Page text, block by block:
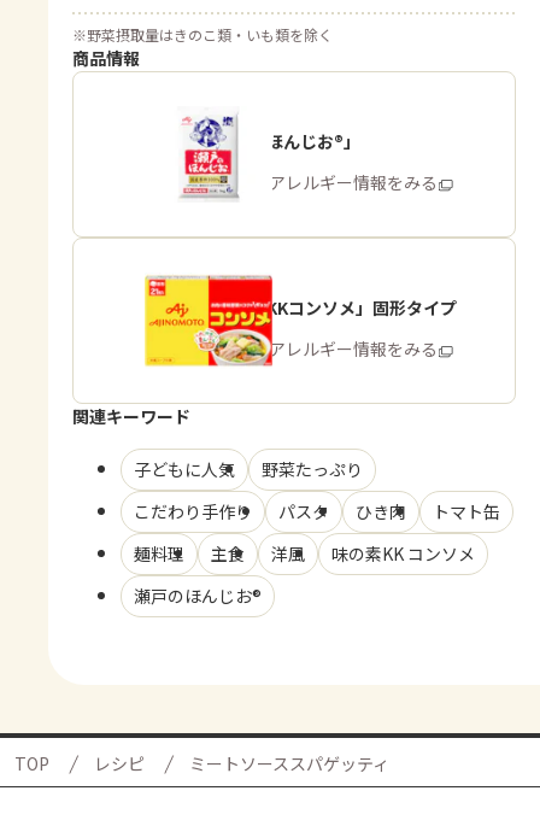
※野菜摂取量はきのこ類・いも類を除く
商品情報
「瀬戸のほんじお®」
商品・アレルギー情報をみる
「味の素KKコンソメ」固形タイプ
商品・アレルギー情報をみる
関連キーワード
子どもに人気
野菜たっぷり
こだわり手作り
パスタ ひき肉
トマト缶
麺料理
主食 洋風
味の素KK コンソメ
瀬戸のほんじお®
TOP レシピ ミートソーススパゲッティ